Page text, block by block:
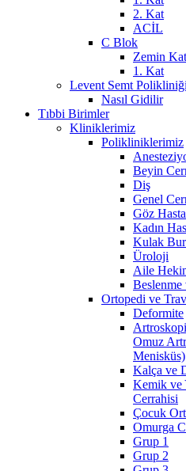
2. Kat
ACİL
C Blok
Zemin Kat
1. Kat
Levent Semt Polikliniği
Nasıl Gidilir
Tıbbi Birimler
Kliniklerimiz
Polikliniklerimiz
Beyin
Diş
Genel
Göz
Kadın
Kulak
Üroloji
Aile
Ortopedi ve
Deformite
Omuz
Menisküs)
Kalça ve
Kemik ve
Cerrahisi
Çocuk
Omurga
Grup 1
Grup 2